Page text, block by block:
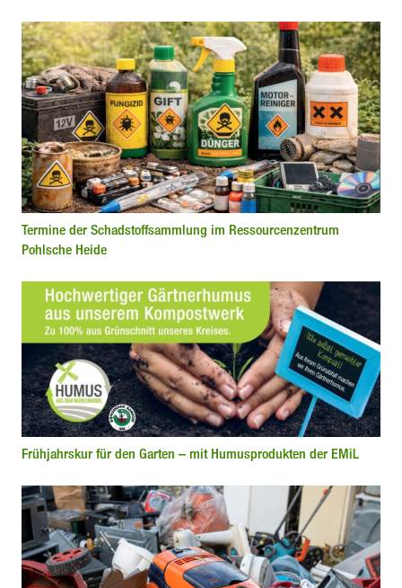
Termine der Schadstoffsammlung im Ressourcenzentrum
Pohlsche Heide
Frühjahrskur für den Garten – mit Humusprodukten der EMiL